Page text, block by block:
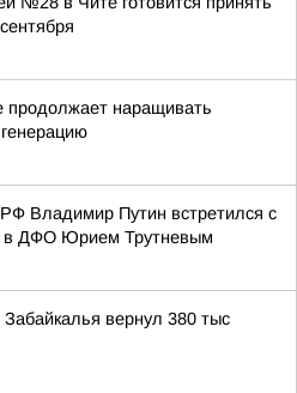
продолжает наращивать
Владимир Путин встретился с
в ДФО Юрием Трутневым
вернул 380 тыс